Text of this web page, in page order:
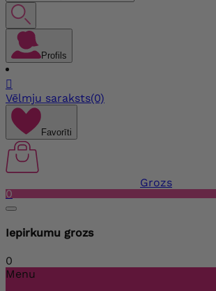
Profils

Vēlmju saraksts(0)
Favorīti
Grozs
0
Iepirkumu grozs
0
Menu